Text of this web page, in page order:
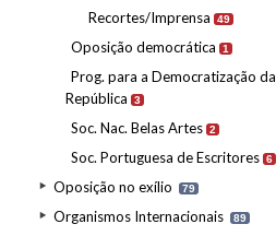
Recortes/Imprensa 49
Oposição democrática 1
Prog. para a Democratização da
República
3
Soc. Nac. Belas Artes 2
Soc. Portuguesa de Escritores 6
Oposição no exílio 79
Organismos Internacionais 89